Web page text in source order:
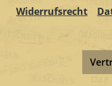
Widerrufsrecht